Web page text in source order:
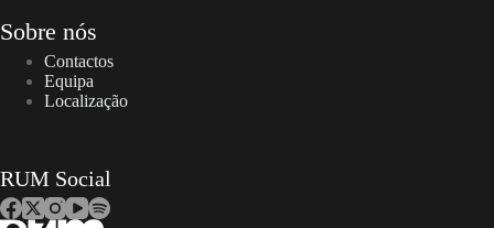
Sobre nós
Contactos
Equipa
Localização
RUM Social